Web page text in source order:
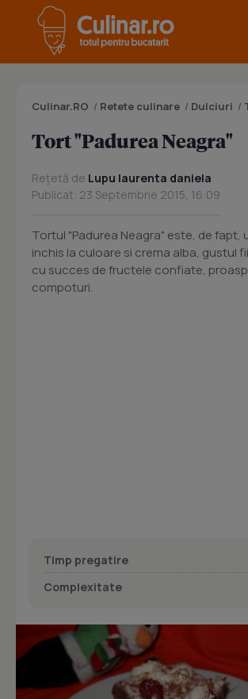
Culinar.RO / Retete culinare / Dulciuri /
Tort "Padurea Neagra"
Rețetă de Lupu laurenta daniela
Publicat: 23 Septembrie 2015, 16:09
Tortul "Padurea Neagra" este, de fapt,
inchis la culoare si crema alba, gustul
cu succes de fructele confiate,
compoturi.
Timp pregatire
Complexitate